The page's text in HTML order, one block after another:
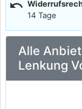
undo
14 Tage
Alle
Lenkung